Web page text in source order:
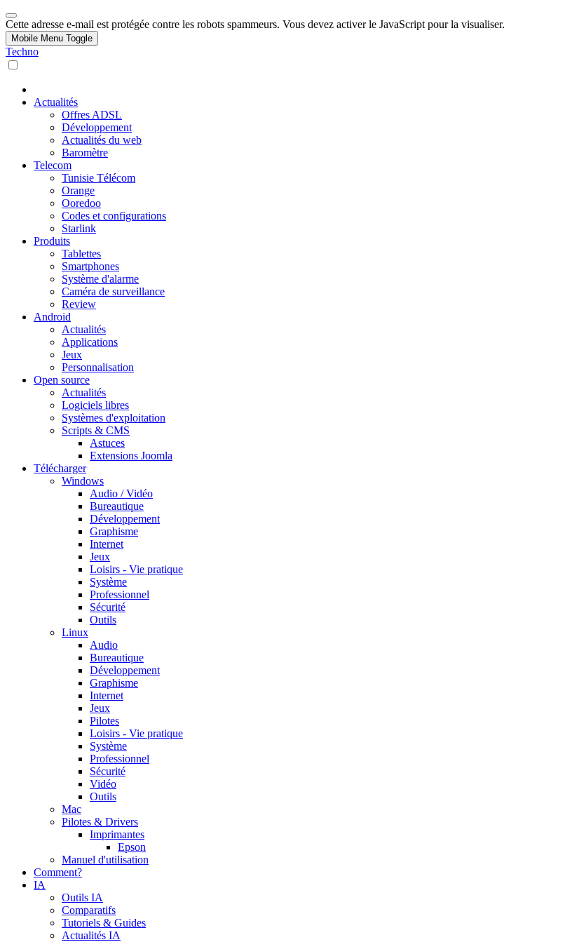
Cette adresse e-mail est protégée contre les robots spammeurs. Vous devez activer le JavaScript pour la visualiser.
Mobile Menu Toggle
Techno
Actualités
Offres ADSL
Développement
Actualités du web
Baromètre
Telecom
Tunisie Télécom
Orange
Ooredoo
Codes et configurations
Starlink
Produits
Tablettes
Smartphones
Système d'alarme
Caméra de surveillance
Review
Android
Actualités
Applications
Jeux
Personnalisation
Open source
Actualités
Logiciels libres
Systèmes d'exploitation
Scripts & CMS
Astuces
Extensions Joomla
Télécharger
Windows
Audio / Vidéo
Bureautique
Développement
Graphisme
Internet
Jeux
Loisirs - Vie pratique
Système
Professionnel
Sécurité
Outils
Linux
Audio
Bureautique
Développement
Graphisme
Internet
Jeux
Pilotes
Loisirs - Vie pratique
Système
Professionnel
Sécurité
Vidéo
Outils
Mac
Pilotes & Drivers
Imprimantes
Epson
Manuel d'utilisation
Comment?
IA
Outils IA
Comparatifs
Tutoriels & Guides
Actualités IA